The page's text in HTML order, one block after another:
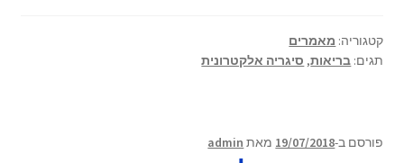
קטגוריה: מאמרים
תגים: בריאות, סיגריה אלקטרונית
פורסם ב-19/07/2018 מאת admin